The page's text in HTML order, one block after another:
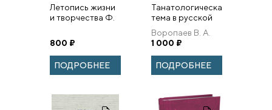
Летопись жизни
и творчества Ф.
третья (1861–
1873)
800 ₽
ПОДРОБНЕЕ
Танатологическая
тема в русской
словесности XI–
XXI вв.
Воропаев В. А.
1 000 ₽
ПОДРОБНЕЕ